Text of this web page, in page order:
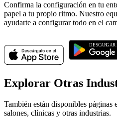
Confirma la configuración en tu
papel a tu propio ritmo. Nuestro
ayudarte a configurar todo en el
Explorar Otras
También están disponibles páginas
salones, clínicas y otras industrias.